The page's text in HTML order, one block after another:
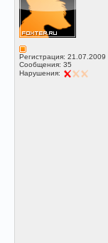
Регистрация: 21.07.2009
Сообщения: 35
Нарушения: